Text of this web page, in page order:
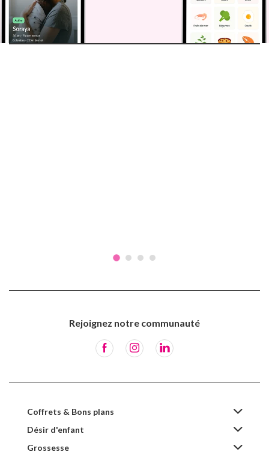
Rejoignez notre communauté
Coffrets & Bons plans
Désir d'enfant
Grossesse